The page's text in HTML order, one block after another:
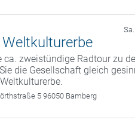
zweistündige Radtour zu
die Gesellschaft gleich
5 96050 Bamberg